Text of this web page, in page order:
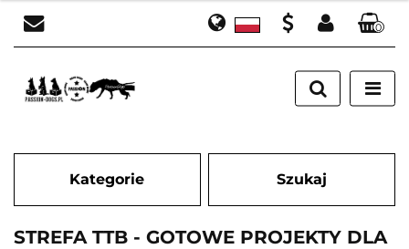
Zaloguj się
Załóż konto
Zgody cookies
0
Kategorie Szukaj
STREFA TTB - GOTOWE PROJEKTY DLA